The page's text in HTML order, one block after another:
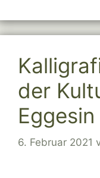
der
Eggesin
6. Februar 2021